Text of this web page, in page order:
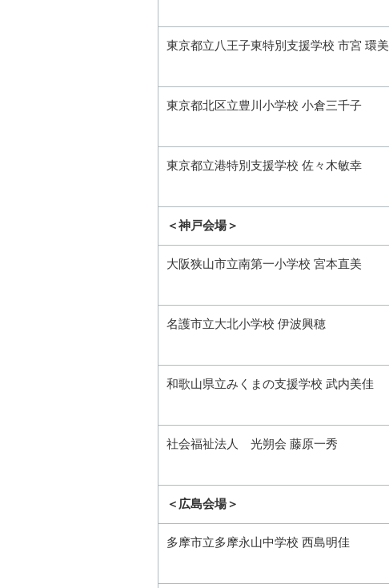
東京都立八王子東特別支援学校 市宮 環美
東京都北区立豊川小学校 小倉三千子
東京都立港特別支援学校 佐々木敏幸
＜神戸会場＞
大阪狭山市立南第一小学校 宮本直美
名護市立大北小学校 伊波興穂
和歌山県立みくまの支援学校 武内美佳
社会福祉法人 光朔会 藤原一秀
＜広島会場＞
多摩市立多摩永山中学校 西島明佳